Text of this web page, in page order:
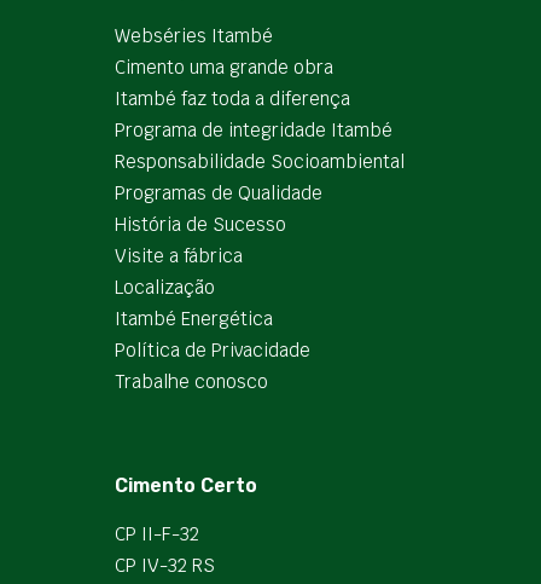
Webséries Itambé
Cimento uma grande obra
Itambé faz toda a diferença
Programa de integridade Itambé
Responsabilidade Socioambiental
Programas de Qualidade
História de Sucesso
Visite a fábrica
Localização
Itambé Energética
Política de Privacidade
Trabalhe conosco
Cimento Certo
CP II-F-32
CP IV-32 RS